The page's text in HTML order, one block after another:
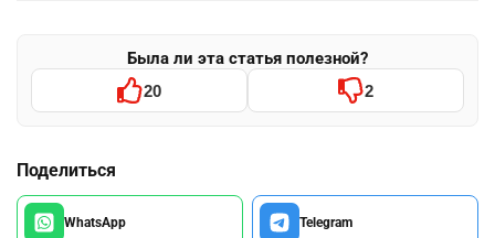
Была ли эта статья полезной?
20 2
Поделиться
WhatsApp Telegram